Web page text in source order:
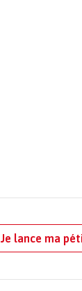
Je lance ma